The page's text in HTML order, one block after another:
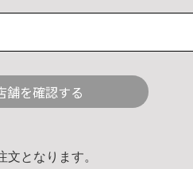
舗を確認する
となります。